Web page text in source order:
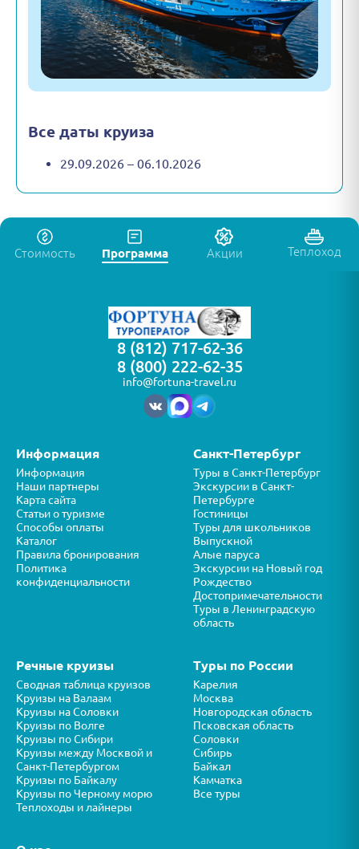
Все даты круиза
29.09.2026 – 06.10.2026
Стоимость Программа Акции Теплоход
8 (812) 717-62-36
8 (800) 222-62-35
info@fortuna-travel.ru
Информация
Информация
Наши партнеры
Карта сайта
Статьи о туризме
Способы оплаты
Каталог
Правила бронирования
Политика
конфиденциальности
Санкт-Петербург
Туры в Санкт-Петербург
Экскурсии в Санкт-
Петербурге
Гостиницы
Туры для школьников
Выпускной
Алые паруса
Экскурсии на Новый год
Рождество
Достопримечательности
Туры в Ленинградскую
область
Речные круизы
Сводная таблица круизов
Круизы на Валаам
Круизы на Соловки
Круизы по Волге
Круизы по Сибири
Круизы между Москвой и
Санкт-Петербургом
Круизы по Байкалу
Круизы по Черному морю
Теплоходы и лайнеры
Туры по России
Карелия
Москва
Новгородская область
Псковская область
Соловки
Сибирь
Байкал
Камчатка
Все туры